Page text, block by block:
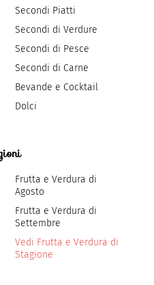
Secondi Piatti
Secondi di Verdure
Secondi di Pesce
Secondi di Carne
Bevande e Cocktail
Dolci
Frutta e Verdura di
Agosto
Frutta e Verdura di
Settembre
Vedi Frutta e Verdura di
Stagione